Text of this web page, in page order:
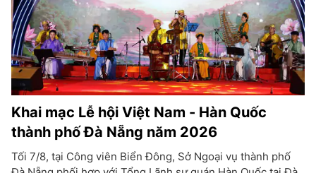
Khai mạc Lễ hội Việt Nam - Hàn Quốc
thành phố Đà Nẵng năm 2026
Tối 7/8, tại Công viên Biển Đông, Sở Ngoại vụ thành phố